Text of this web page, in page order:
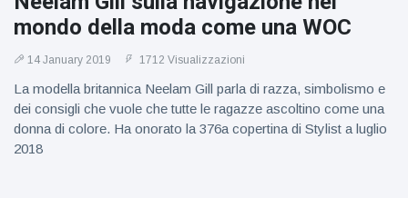
figlio dei
sogni’
mondo della moda come una WOC
14 January 2019 1712 Visualizzazioni
La modella britannica Neelam Gill parla di razza, simbolismo e
dei consigli che vuole che tutte le ragazze ascoltino come una
donna di colore. Ha onorato la 376a copertina di Stylist a luglio
2018